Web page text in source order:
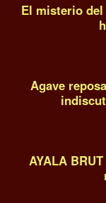
El misterio
Agave
AYALA